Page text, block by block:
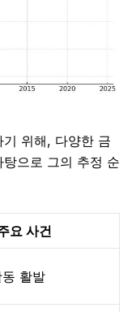
위해, 다양한 금
으로 그의 추정 순
요 사건
활발